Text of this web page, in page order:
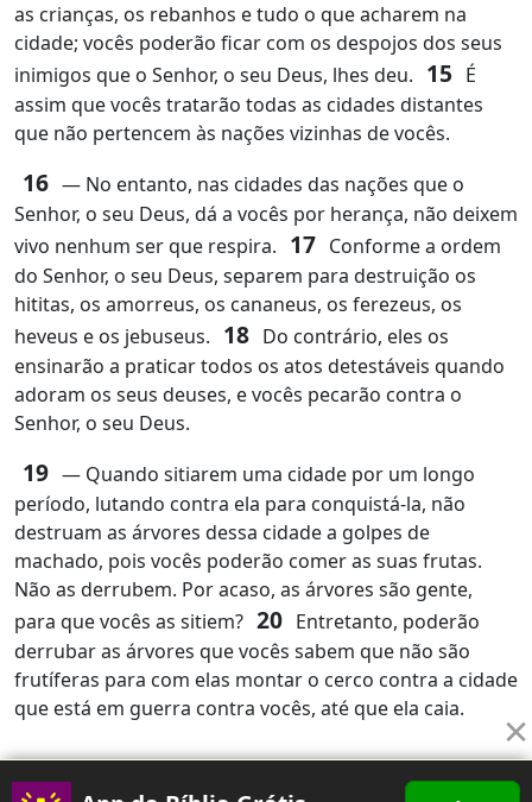
as crianças, os rebanhos e tudo o que acharem na
cidade; vocês poderão ficar com os despojos dos seus
inimigos que o Senhor, o seu Deus, lhes deu. 15 É
assim que vocês tratarão todas as cidades distantes
que não pertencem às nações vizinhas de vocês.
16 ― No entanto, nas cidades das nações que o
Senhor, o seu Deus, dá a vocês por herança, não deixem
vivo nenhum ser que respira. 17 Conforme a ordem
do Senhor, o seu Deus, separem para destruição os
hititas, os amorreus, os cananeus, os ferezeus, os
heveus e os jebuseus. 18 Do contrário, eles os
ensinarão a praticar todos os atos detestáveis quando
adoram os seus deuses, e vocês pecarão contra o
Senhor, o seu Deus.
19 ― Quando sitiarem uma cidade por um longo
período, lutando contra ela para conquistá‑la, não
destruam as árvores dessa cidade a golpes de
machado, pois vocês poderão comer as suas frutas.
Não as derrubem. Por acaso, as árvores são gente,
para que vocês as sitiem? 20 Entretanto, poderão
derrubar as árvores que vocês sabem que não são
frutíferas para com elas montar o cerco contra a cidade
que está em guerra contra vocês, até que ela caia.
×